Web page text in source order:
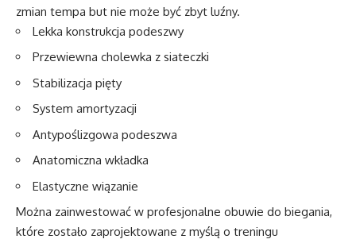
zmian tempa but nie może być zbyt luźny.
Lekka konstrukcja podeszwy
Przewiewna cholewka z siateczki
Stabilizacja pięty
System amortyzacji
Antypoślizgowa podeszwa
Anatomiczna wkładka
Elastyczne wiązanie
Można zainwestować w profesjonalne obuwie do biegania,
które zostało zaprojektowane z myślą o treningu